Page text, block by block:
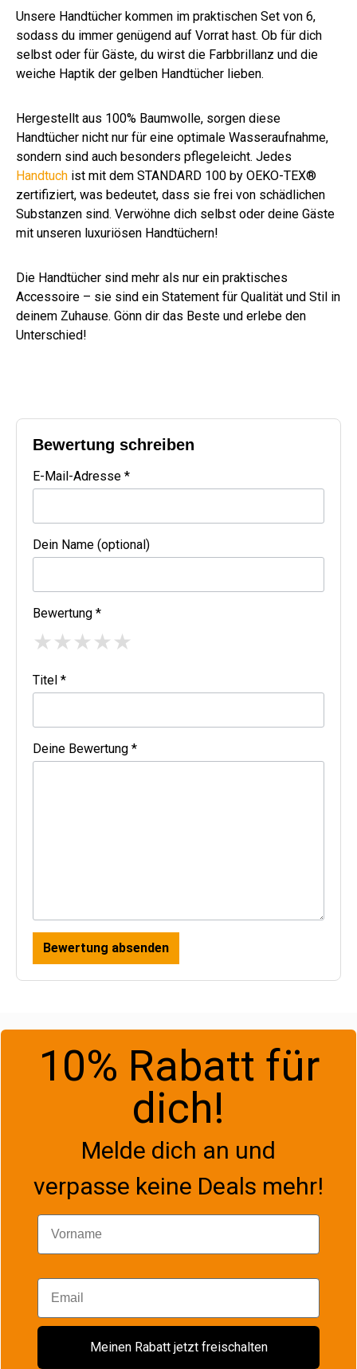
Unsere Handtücher kommen im praktischen Set von 6,
sodass du immer genügend auf Vorrat hast. Ob für dich
selbst oder für Gäste, du wirst die Farbbrillanz und die
weiche Haptik der gelben Handtücher lieben.
Hergestellt aus 100% Baumwolle, sorgen diese
Handtücher nicht nur für eine optimale Wasseraufnahme,
sondern sind auch besonders pflegeleicht. Jedes
Handtuch ist mit dem STANDARD 100 by OEKO-TEX®
zertifiziert, was bedeutet, dass sie frei von schädlichen
Substanzen sind. Verwöhne dich selbst oder deine Gäste
mit unseren luxuriösen Handtüchern!
Die Handtücher sind mehr als nur ein praktisches
Accessoire – sie sind ein Statement für Qualität und Stil in
deinem Zuhause. Gönn dir das Beste und erlebe den
Unterschied!
Bewertung schreiben
E-Mail-Adresse *
Dein Name (optional)
Bewertung *
★★★★★
Titel *
Deine Bewertung *
Bewertung absenden
10% Rabatt für
dich!
Melde dich an und
verpasse keine Deals mehr!
Vorname
Email
Meinen Rabatt jetzt freischalten